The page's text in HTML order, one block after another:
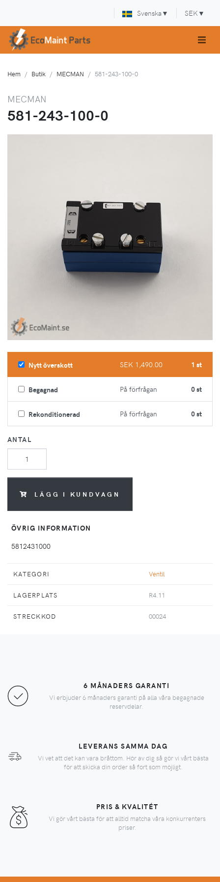
Svenska▼ SEK ▼
Hem Butik MECMAN 581-243-100-0
MECMAN
581-243-100-0
Nytt överskott SEK 1,490.00 1 st
Begagnad På förfrågan 0 st
Rekonditionerad På förfrågan 0 st
ANTAL
LÄGG I KUNDVAGN
ÖVRIG INFORMATION
5812431000
KATEGORI Ventil
LAGERPLATS R4.11
STRECKKOD 00024
6 MÅNADERS GARANTI
Vi erbjuder 6 månaders garanti på alla våra begagnade
reservdelar.
LEVERANS SAMMA DAG
Vi vet att det kan vara bråttom. Hör av dig så gör vi vårt bästa
för att skicka din order så fort som möjligt.
PRIS & KVALITÉT
Vi gör vårt bästa för att alltid matcha våra konkurrenters
priser.